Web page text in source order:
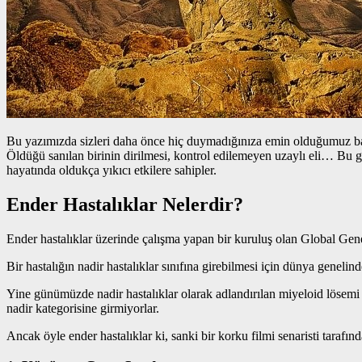
Bu yazımızda sizleri daha önce hiç duymadığınıza emin olduğumuz
Öldüğü sanılan birinin dirilmesi, kontrol edilemeyen uzaylı eli…
hayatında oldukça yıkıcı etkilere sahipler.
Ender Hastalıklar Nelerdir?
Ender hastalıklar üzerinde çalışma yapan bir kuruluş olan Global
Bir hastalığın nadir hastalıklar sınıfına girebilmesi için dünya
Yine günümüzde nadir hastalıklar olarak adlandırılan miyeloid
nadir kategorisine girmiyorlar.
Ancak öyle ender hastalıklar ki, sanki bir korku filmi senaristi